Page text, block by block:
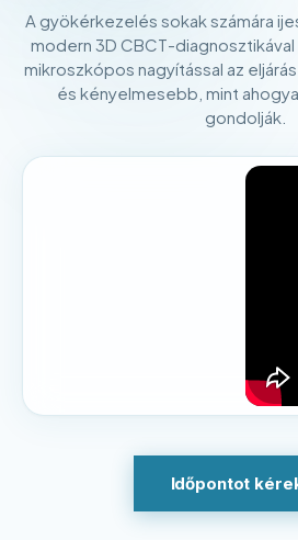
A gyökérkezelés sokak számára
modern 3D CBCT-
mikroszkópos nagyítással az
és kényelmesebb, mint
gondolják.
Időpontot